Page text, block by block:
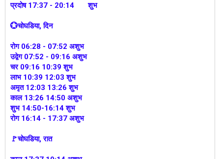
प्रदोष 17:37 - 20:14 शुभ
💮चोघडिया, दिन
रोग 06:28 - 07:52 अशुभ
उद्वेग 07:52 - 09:16 अशुभ
चर 09:16 10:39 शुभ
लाभ 10:39 12:03 शुभ
अमृत 12:03 13:26 शुभ
काल 13:26 14:50 अशुभ
शुभ 14:50-16:14 शुभ
रोग 16:14 - 17:37 अशुभ
🚩चोघडिया, रात